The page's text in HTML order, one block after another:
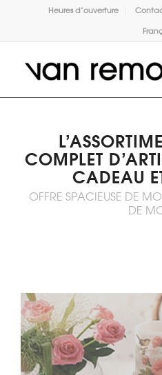
Heures d’ouverture
COMPLET
CADEAU
OFFRE SPACIEUSE DE
DE